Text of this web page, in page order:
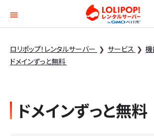
ロ
ロリポップ！レンタルサーバー サービス
ドメインずっと無料
ドメインずっと無料